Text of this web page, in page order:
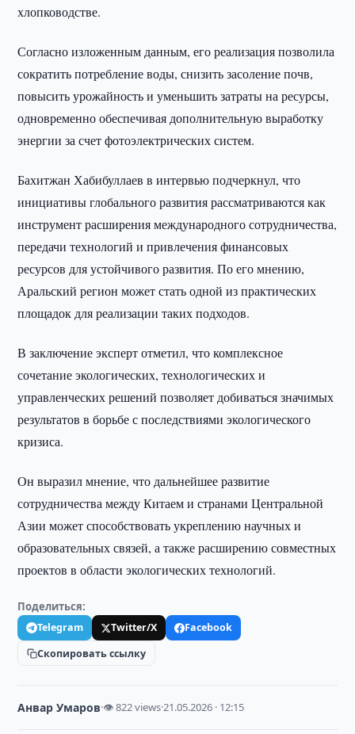
хлопководстве.
Согласно изложенным данным, его реализация позволила
сократить потребление воды, снизить засоление почв,
повысить урожайность и уменьшить затраты на ресурсы,
одновременно обеспечивая дополнительную выработку
энергии за счет фотоэлектрических систем.
Бахитжан Хабибуллаев в интервью подчеркнул, что
инициативы глобального развития рассматриваются как
инструмент расширения международного сотрудничества,
передачи технологий и привлечения финансовых
ресурсов для устойчивого развития. По его мнению,
Аральский регион может стать одной из практических
площадок для реализации таких подходов.
В заключение эксперт отметил, что комплексное
сочетание экологических, технологических и
управленческих решений позволяет добиваться значимых
результатов в борьбе с последствиями экологического
кризиса.
Он выразил мнение, что дальнейшее развитие
сотрудничества между Китаем и странами Центральной
Азии может способствовать укреплению научных и
образовательных связей, а также расширению совместных
проектов в области экологических технологий.
Поделиться:
Telegram Twitter/X
Facebook
Скопировать ссылку
Анвар Умаров·👁 822 views·21.05.2026 · 12:15